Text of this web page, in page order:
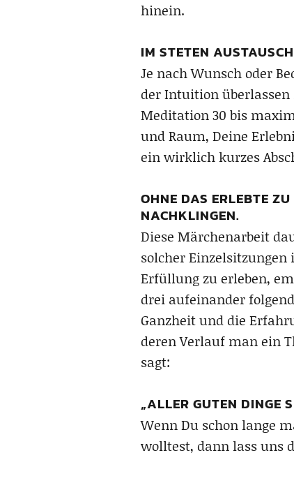
hinein.
IM STETEN
Je nach Wunsch oder
der Intuition
Meditation 30 bis
und Raum, Deine
ein wirklich kurzes
OHNE DAS ERLEBTE
NACHKLINGEN.
Diese Märchenarbeit
solcher
Erfüllung zu erleben,
drei aufeinander
Ganzheit und die
deren Verlauf man ein
sagt:
„ALLER GUTEN DINGE
Wenn Du schon lange
wolltest, dann lass uns